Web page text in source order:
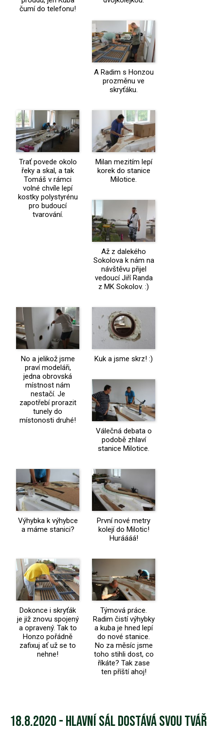
čumí do telefonu!
A Radim s Honzou
prozměnu ve
skryťáku.
Trať povede okolo
řeky a skal, a tak
Tomáš v rámci
volné chvíle lepí
kostky polystyrénu
pro budoucí
tvarování.
Milan mezitím lepí
korek do stanice
Milotice.
Až z dalekého
Sokolova k nám na
návštěvu přijel
vedoucí Jiří Randa
z MK Sokolov. :)
No a jelikož jsme
praví modeláři,
jedna obrovská
místnost nám
nestačí. Je
zapotřebí prorazit
tunely do
místonosti druhé!
Kuk a jsme skrz! :)
Válečná debata o
podobě zhlaví
stanice Milotice.
Výhybka k výhybce
a máme stanici?
První nové metry
kolejí do Milotic!
Huráááá!
Dokonce i skryťák
je již znovu spojený
a opravený. Tak to
Honzo pořádně
zafixuj ať už se to
nehne!
Týmová práce.
Radim čistí výhybky
a kuba je hned lepí
do nové stanice.
No za měsíc jsme
toho stihli dost, co
říkáte? Tak zase
ten příští ahoj!
18.8.2020 - Hlavní sál dostává svou tvář